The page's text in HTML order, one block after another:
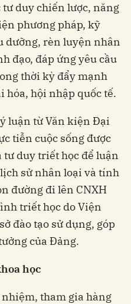
duy chiến lược, năng
phương pháp, kỹ
dưỡng, rèn luyện nhân
đạo, đáp ứng yêu cầu
thời kỳ đẩy mạnh
hóa, hội nhập quốc tế.
luận từ Văn kiện Đại
tiễn cuộc sống được
tư duy triết học để luận
sử nhân loại và tính
đường đi lên CNXH
triết học do Viện
đào tạo sử dụng, góp
của Đảng.
học
tham gia hàng